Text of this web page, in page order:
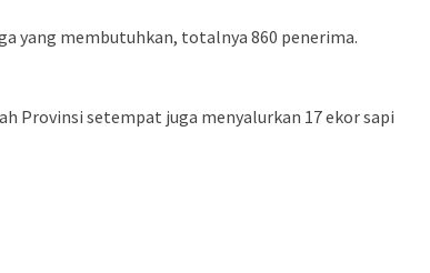
yang membutuhkan, totalnya 860 penerima.
Provinsi setempat juga menyalurkan 17 ekor sapi